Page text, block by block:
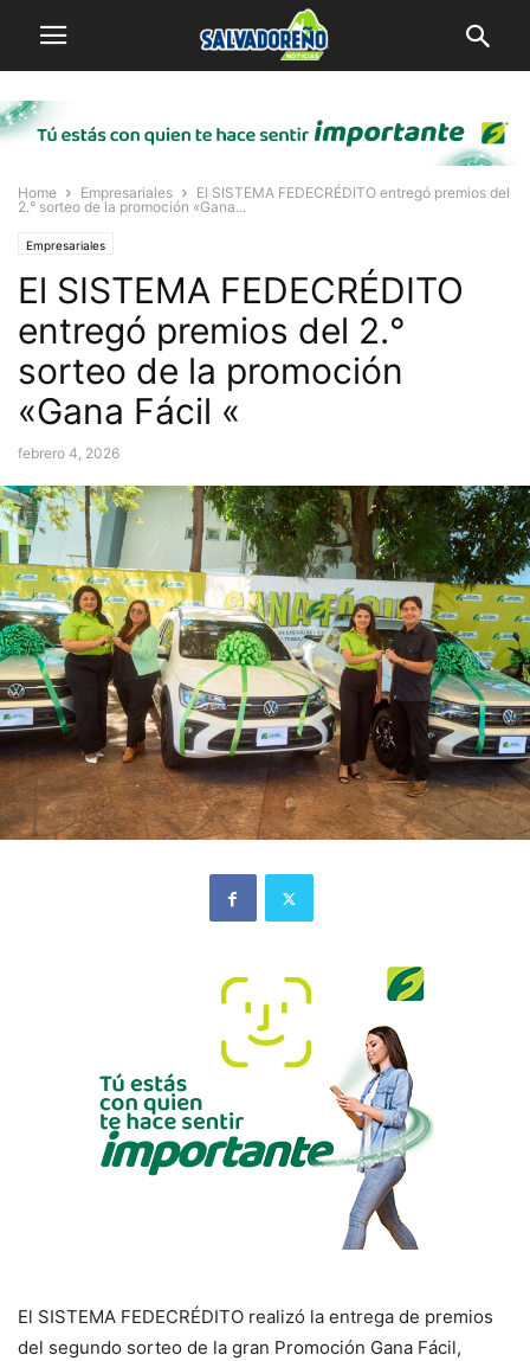
Home Empresariales
El SISTEMA FEDECRÉDITO entregó premios del
2.° sorteo de la promoción «Gana...
Empresariales
El SISTEMA FEDECRÉDITO
entregó premios del 2.°
sorteo de la promoción
«Gana Fácil «
febrero 4, 2026
El SISTEMA FEDECRÉDITO realizó la entrega de premios
del segundo sorteo de la gran Promoción Gana Fácil,